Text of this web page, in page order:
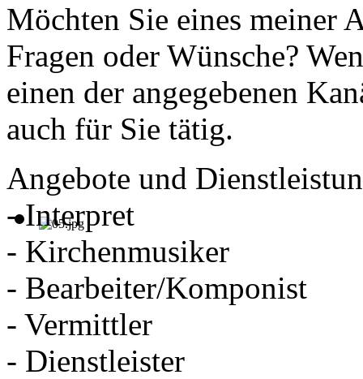
Möchten Sie eines meiner
Fragen oder Wünsche?
einen der angegebenen
auch für Sie tätig.
Angebote und
- Interpret
- Kirchenmusiker
- Bearbeiter/Komponist
- Vermittler
- Dienstleister